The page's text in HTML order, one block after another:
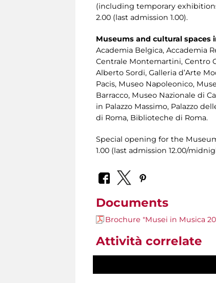
(including temporary
2.00 (last admission 1.00).
Museums and cultural spaces
Academia Belgica, Accademia
Centrale Montemartini, Centro
Alberto Sordi, Galleria d’Arte
Pacis, Museo Napoleonico,
Barracco, Museo Nazionale di
in Palazzo Massimo, Palazzo
di Roma, Biblioteche di Roma.
Special opening for the
1.00 (last admission 12.00/
Documents
Brochure "Musei in Musica
Attività correlate